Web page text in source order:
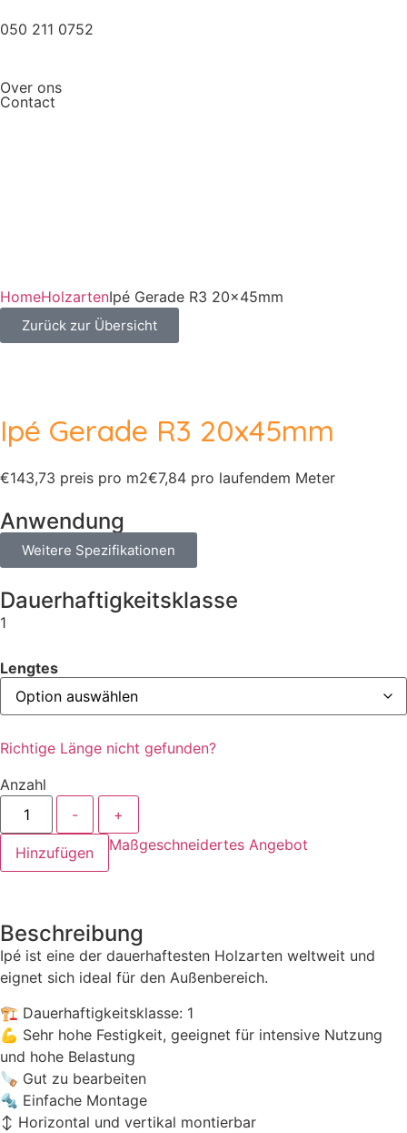
050 211 0752
Over ons
Contact
HomeHolzartenIpé Gerade R3 20x45mm
Zurück zur Übersicht
Ipé Gerade R3 20x45mm
€143,73 preis pro m2€7,84 pro laufendem Meter
Anwendung
Weitere Spezifikationen
Dauerhaftigkeitsklasse
1
Lengtes
Richtige Länge nicht gefunden?
Anzahl
-
+
Hinzufügen Maßgeschneidertes Angebot
Beschreibung
Ipé ist eine der dauerhaftesten Holzarten weltweit und
eignet sich ideal für den Außenbereich.
🏗 Dauerhaftigkeitsklasse: 1
💪 Sehr hohe Festigkeit, geeignet für intensive Nutzung
und hohe Belastung
🪚 Gut zu bearbeiten
🔩 Einfache Montage
↕️ Horizontal und vertikal montierbar